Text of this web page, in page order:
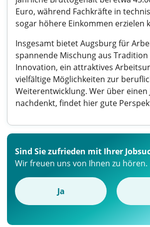
Euro, während Fachkräfte in
sogar höhere Einkommen erzielen
Insgesamt bietet Augsburg für
spannende Mischung aus Tradition
Innovation, ein attraktives
vielfältige Möglichkeiten zur
Weiterentwicklung. Wer über einen
nachdenkt, findet hier gute
Sind Sie zufrieden mit Ihrer
Wir freuen uns von Ihnen zu hören.
Ja